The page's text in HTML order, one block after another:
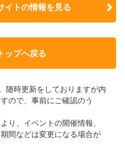
イトの情報を見る
ップへ戻る
随時更新をしておりますが内
ので、事前にご確認のう
り、イベントの開催情報、
間などは変更になる場合が